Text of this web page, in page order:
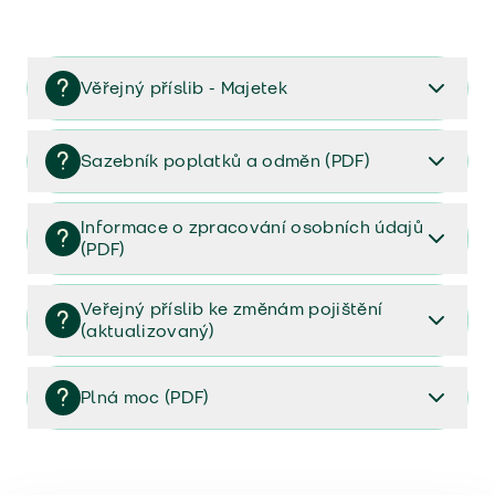
Věřejný příslib - Majetek
Věřejný příslib majetek 2023
Sazebník poplatků a odměn (PDF)
Sazebník poplatků a odměn (PDF)
Informace o zpracování osobních údajů
(PDF)
Informace o zpracování osobních údajů (PDF)
Veřejný příslib ke změnám pojištění
(aktualizovaný)
Veřejný příslib ke změnám pojištění (aktualizovaný)
Plná moc (PDF)